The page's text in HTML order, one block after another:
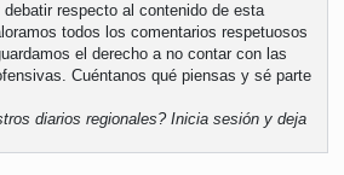
respecto al contenido de esta
todos los comentarios respetuosos
el derecho a no contar con las
Cuéntanos qué piensas y sé parte
diarios regionales?Inicia sesión y deja